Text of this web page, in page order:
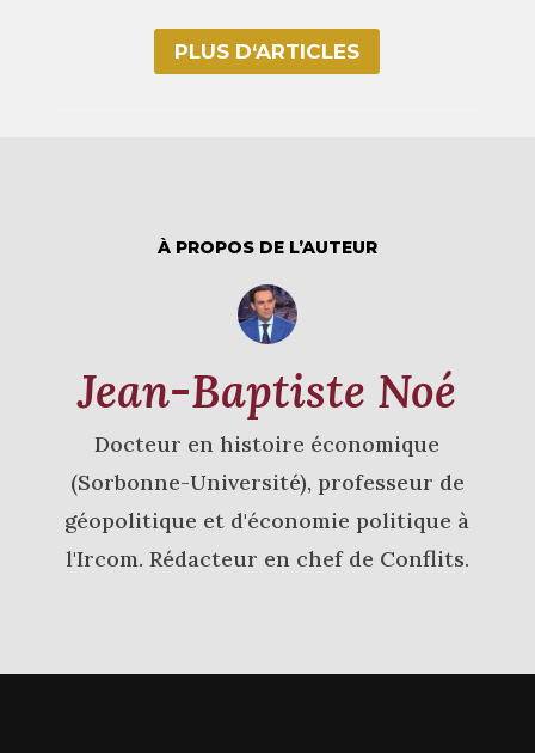
PLUS D‘ARTICLES
À PROPOS DE L’AUTEUR
Jean-Baptiste Noé
Docteur en histoire économique
(Sorbonne-Université), professeur de
géopolitique et d'économie politique à
l'Ircom. Rédacteur en chef de Conflits.